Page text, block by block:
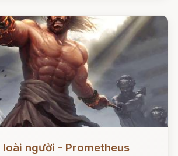
loài người - Prometheus